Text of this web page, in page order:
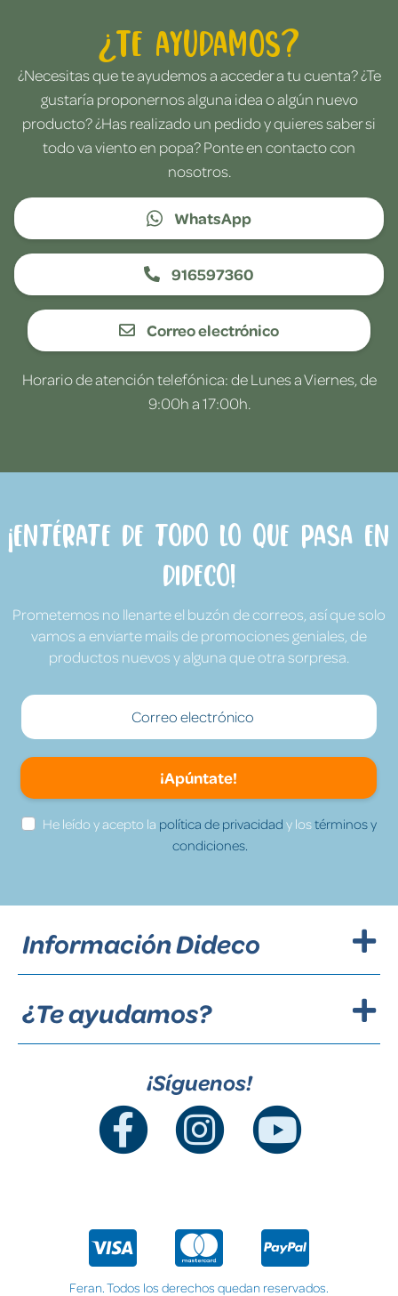
¿Te ayudamos?
¿Necesitas que te ayudemos a acceder a tu cuenta? ¿Te
gustaría proponernos alguna idea o algún nuevo
producto? ¿Has realizado un pedido y quieres saber si
todo va viento en popa? Ponte en contacto con
nosotros.
WhatsApp
916597360
Correo electrónico
Horario de atención telefónica: de Lunes a Viernes, de
9:00h a 17:00h.
¡Entérate de todo lo que pasa en
Dideco!
Prometemos no llenarte el buzón de correos, así que solo
vamos a enviarte mails de promociones geniales, de
productos nuevos y alguna que otra sorpresa.
¡Apúntate!
He leído y acepto la política de privacidad y lostérminos y
condiciones.
Información Dideco
¿Te ayudamos?
¡Síguenos!
Feran. Todos los derechos quedan reservados.